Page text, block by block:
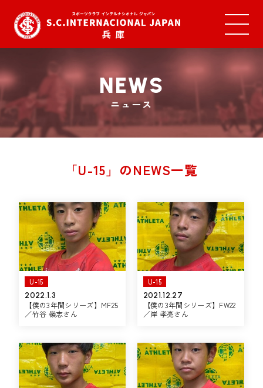
NEWS
ニュース
「U-15」のNEWS一覧
U-15
2022.1.3
【僕の3年間シリーズ】MF25
／竹谷 嶺志さん
U-15
2021.12.27
【僕の3年間シリーズ】FW22
／岸 孝亮さん